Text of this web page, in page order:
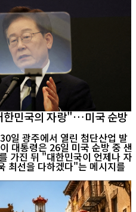
한민국의 자랑"…미국 순방
대통령은 26일 미국 순방 중 샌
가진 뒤 "대한민국이 언제나 자
최선을 다하겠다"는 메시지를